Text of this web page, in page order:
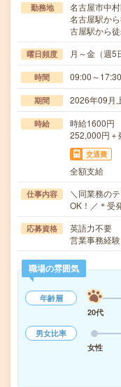
勤務地
名古屋市中
名古屋駅か
古屋駅から
曜日頻度 月～金（週
時間 09:00～
期間 2026年09月
時給
時給1600円
252,000円＋
交通費
全額支給
仕事内容
＼同業務の
OK！／＊受
応募資格
英語力不要
営業事務経
職場の雰囲気
年齢層
20代
男女比率
女性